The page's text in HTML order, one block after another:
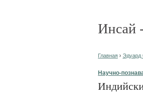
Инсай
Главная › Эдуард
Научно-